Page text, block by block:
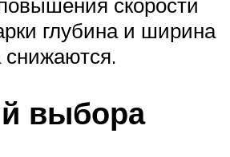
глубина и ширина
выбора